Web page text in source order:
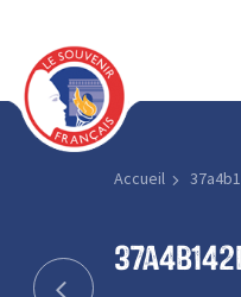
Accueil